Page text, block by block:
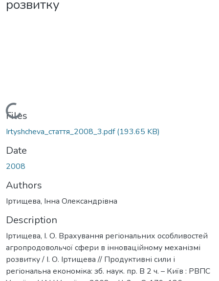
розвитку
Loading...
Files
Irtyshcheva_стаття_2008_3.pdf(193.65 KB)
Date
2008
Authors
Іртищева, Інна Олександрівна
Description
Іртищева, І. О. Врахування регіональних особливостей
агропродовольчої сфери в інноваційному механізмі
розвитку / І. О. Іртищева // Продуктивні сили і
регіональна економіка: зб. наук. пр. В 2 ч. – Київ : РВПС